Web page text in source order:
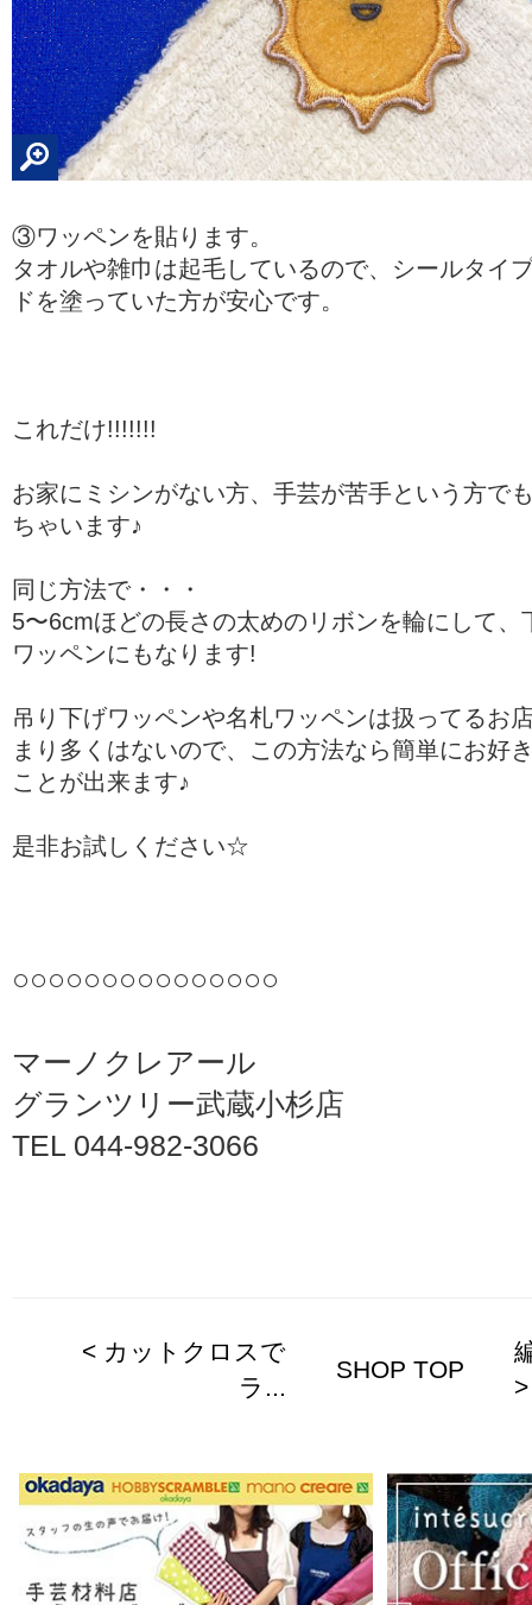
③ワッペンを貼ります。
タオルや雑巾は起毛しているので、シールタイ
ドを塗っていた方が安心です。
これだけ!!!!!!!
お家にミシンがない方、手芸が苦手という方で
ちゃいます♪
同じ方法で・・・
5〜6cmほどの長さの太めのリボンを輪にして、
ワッペンにもなります!
吊り下げワッペンや名札ワッペンは扱ってるお
まり多くはないので、この方法なら簡単にお好
ことが出来ます♪
是非お試しください☆
○○○○○○○○○○○○○○○
マーノクレアール
グランツリー武蔵小杉店
TEL 044-982-3066
< カットクロスで
ラ...
SHOP TOP
>